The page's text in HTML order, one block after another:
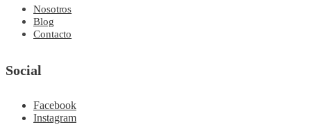
Nosotros
Blog
Contacto
Social
Facebook
Instagram